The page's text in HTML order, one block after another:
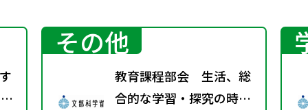
その他
教育課程部会 生活、総
合的な学習・探究の時間